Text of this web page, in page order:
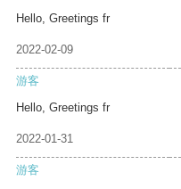
Hello, Greetings fr
2022-02-09
游客
Hello, Greetings fr
2022-01-31
游客